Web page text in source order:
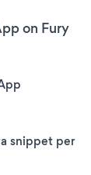
on Fury
snippet per